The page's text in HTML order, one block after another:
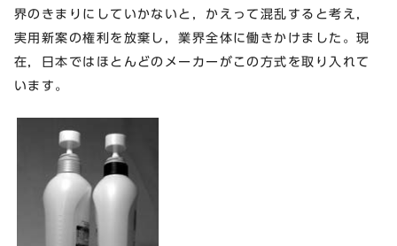
界のきまりにしていかないと，かえって混乱すると考え，
実用新案の権利を放棄し，業界全体に働きかけました。現
在，日本ではほとんどのメーカーがこの方式を取り入れて
います。